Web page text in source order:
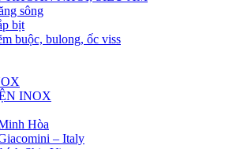
sông
bịt
buộc, bulong, ốc viss
INOX
Hòa
– Italy